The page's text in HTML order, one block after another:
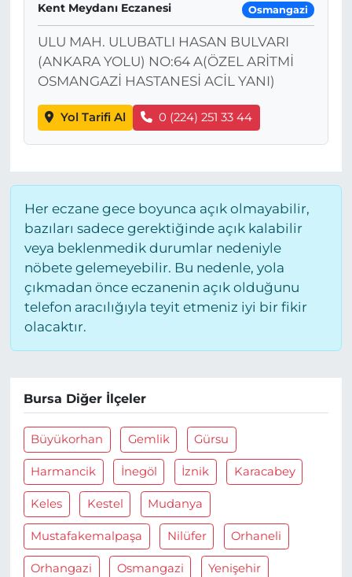
Kent Meydanı Eczanesi Osmangazi
ULU MAH. ULUBATLI HASAN BULVARI
(ANKARA YOLU) NO:64 A(ÖZEL ARİTMİ
OSMANGAZİ HASTANESİ ACİL YANI)
Yol Tarifi Al 0 (224) 251 33 44
Her eczane gece boyunca açık olmayabilir,
bazıları sadece gerektiğinde açık kalabilir
veya beklenmedik durumlar nedeniyle
nöbete gelemeyebilir. Bu nedenle, yola
çıkmadan önce eczanenin açık olduğunu
telefon aracılığıyla teyit etmeniz iyi bir fikir
olacaktır.
Bursa Diğer İlçeler
Büyükorhan Gemlik Gürsu
Harmancik İnegöl İznik Karacabey
Keles Kestel Mudanya
Mustafakemalpaşa Nilüfer Orhaneli
Orhangazi Osmangazi Yenişehir